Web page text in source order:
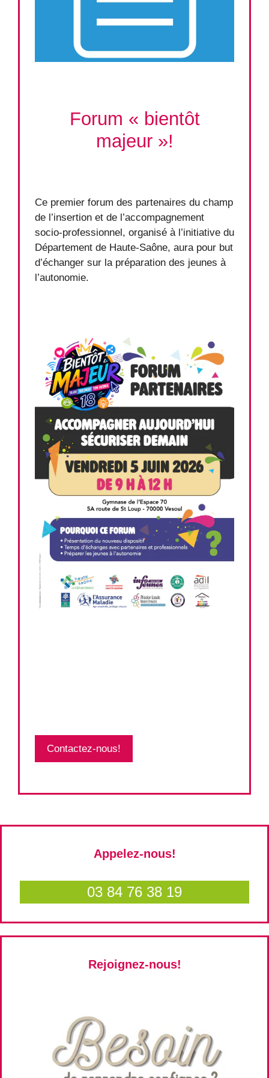
Forum « bientôt
majeur »!
Ce premier forum des partenaires du champ
de l’insertion et de l’accompagnement
socio-professionnel, organisé à l’initiative du
Département de Haute-Saône, aura pour but
d’échanger sur la préparation des jeunes à
l’autonomie.
Contactez-nous!
Appelez-nous!
03 84 76 38 19
Rejoignez-nous!